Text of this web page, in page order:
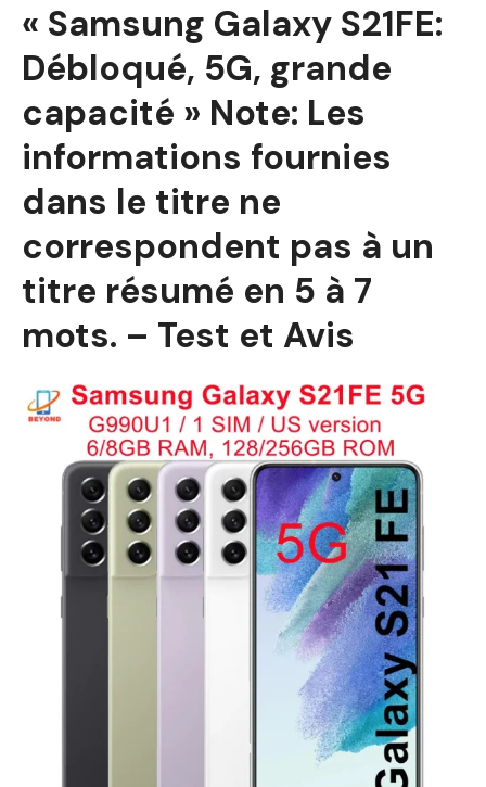
« Samsung Galaxy S21FE:
Débloqué, 5G, grande
capacité » Note: Les
informations fournies
dans le titre ne
correspondent pas à un
titre résumé en 5 à 7
mots. – Test et Avis